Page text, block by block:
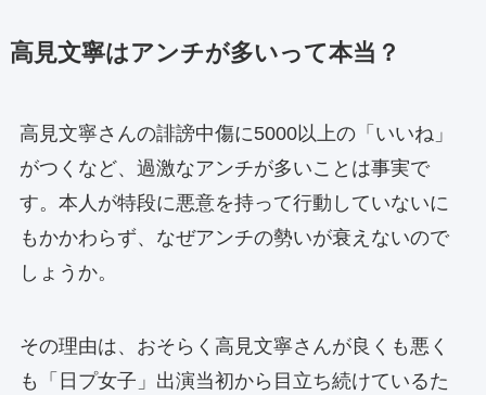
高見文寧はアンチが多いって本当？
高見文寧さんの誹謗中傷に5000以上の「いいね」
がつくなど、過激なアンチが多いことは事実で
す。本人が特段に悪意を持って行動していないに
もかかわらず、なぜアンチの勢いが衰えないので
しょうか。
その理由は、おそらく高見文寧さんが良くも悪く
も「日プ女子」出演当初から目立ち続けているた